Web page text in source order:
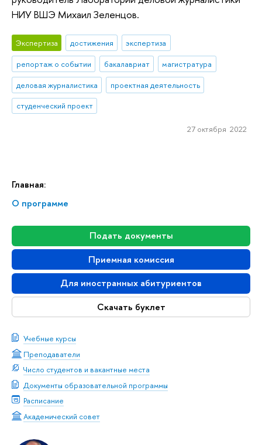
Главная:
О программе
Подать документы
Приемная комиссия
Для иностранных абитуриентов
Скачать буклет
Учебные курсы
Преподаватели
Число студентов и вакантные места
Документы образовательной программы
Расписание
Академический совет
НИУ ВШЭ Михаил Зеленцов.
Экспертиза достижения
экспертиза
репортаж о событии
бакалавриат
магистратура
деловая журналистика
проектная деятельность
студенческий проект
27 октября 2022